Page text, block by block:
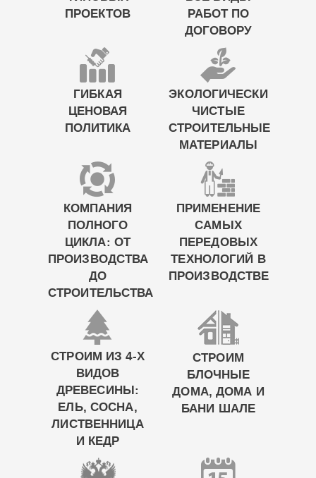
ПРОЕКТОВ
РАБОТ ПО
ДОГОВОРУ
ГИБКАЯ
ЦЕНОВАЯ
ПОЛИТИКА
ЭКОЛОГИЧЕСКИ
ЧИСТЫЕ
СТРОИТЕЛЬНЫЕ
МАТЕРИАЛЫ
КОМПАНИЯ
ПОЛНОГО
ЦИКЛА: ОТ
ПРОИЗВОДСТВА
ДО
СТРОИТЕЛЬСТВА
ПРИМЕНЕНИЕ
САМЫХ
ПЕРЕДОВЫХ
ТЕХНОЛОГИЙ В
ПРОИЗВОДСТВЕ
СТРОИМ ИЗ 4-Х
ВИДОВ
ДРЕВЕСИНЫ:
ЕЛЬ, СОСНА,
ЛИСТВЕННИЦА
И КЕДР
СТРОИМ
БЛОЧНЫЕ
ДОМА, ДОМА И
БАНИ ШАЛЕ